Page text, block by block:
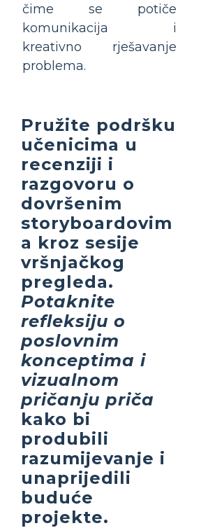
čime se potiče
komunikacija i
kreativno rješavanje
problema.
Pružite podršku
učenicima u
recenziji i
razgovoru o
dovršenim
storyboardovim
a kroz sesije
vršnjačkog
pregleda.
Potaknite
refleksiju o
poslovnim
konceptima i
vizualnom
pričanju priča
kako bi
produbili
razumijevanje i
unaprijedili
buduće
projekte.